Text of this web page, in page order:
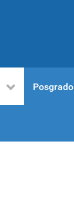
Posgrado